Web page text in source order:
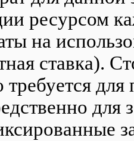
ресурсом
на
ставка).
требуется
для